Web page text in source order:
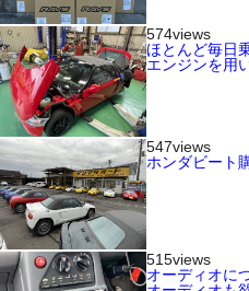
574views
ほとんど毎日
エンジンを用
547views
ホンダビート
515views
オーディオに